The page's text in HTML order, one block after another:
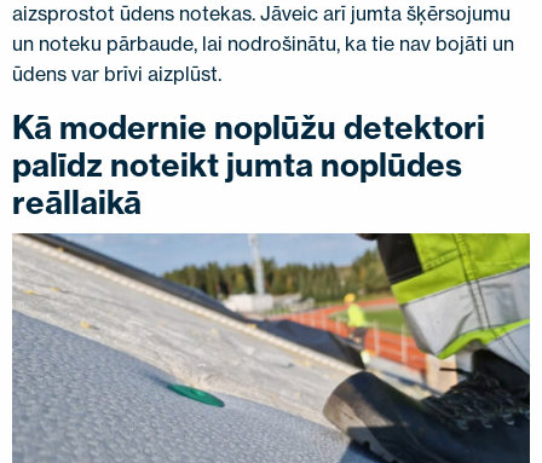
aizsprostot ūdens notekas. Jāveic arī jumta šķērsojumu
un noteku pārbaude, lai nodrošinātu, ka tie nav bojāti un
ūdens var brīvi aizplūst.
Kā modernie noplūžu detektori
palīdz noteikt jumta noplūdes
reāllaikā